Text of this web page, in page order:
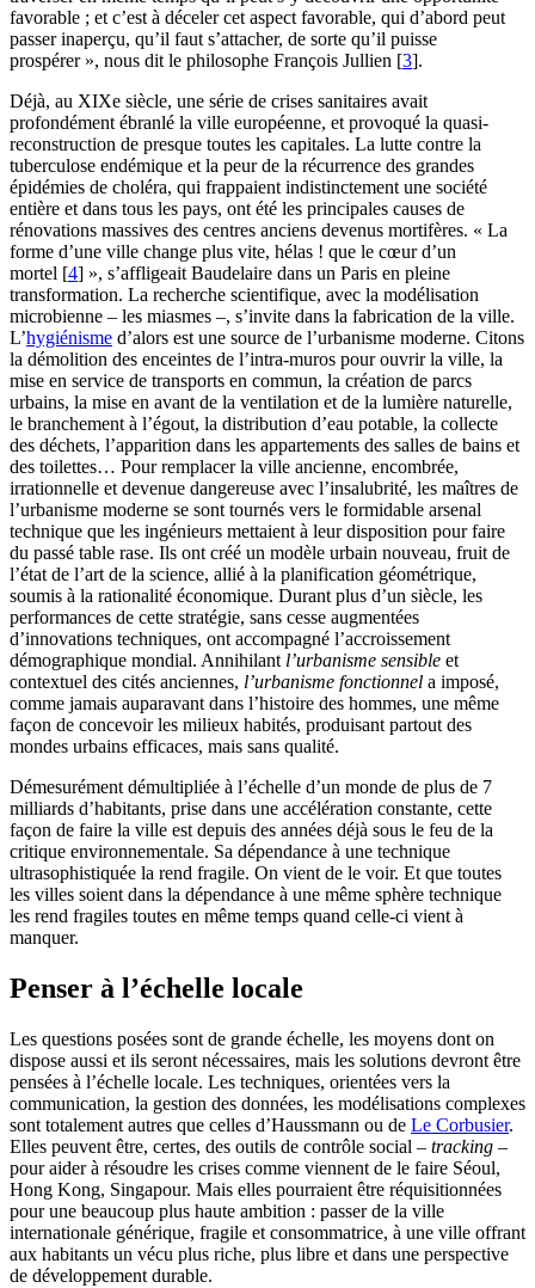
favorable ; et c’est à déceler cet aspect favorable, qui d’abord peut
passer inaperçu, qu’il faut s’attacher, de sorte qu’il puisse
prospérer », nous dit le philosophe François Jullien [3].
Déjà, au XIXe siècle, une série de crises sanitaires avait
profondément ébranlé la ville européenne, et provoqué la quasi-
reconstruction de presque toutes les capitales. La lutte contre la
tuberculose endémique et la peur de la récurrence des grandes
épidémies de choléra, qui frappaient indistinctement une société
entière et dans tous les pays, ont été les principales causes de
rénovations massives des centres anciens devenus mortifères. « La
forme d’une ville change plus vite, hélas ! que le cœur d’un
mortel [4] », s’affligeait Baudelaire dans un Paris en pleine
transformation. La recherche scientifique, avec la modélisation
microbienne – les miasmes –, s’invite dans la fabrication de la ville.
L’hygiénisme d’alors est une source de l’urbanisme moderne. Citons
la démolition des enceintes de l’intra-muros pour ouvrir la ville, la
mise en service de transports en commun, la création de parcs
urbains, la mise en avant de la ventilation et de la lumière naturelle,
le branchement à l’égout, la distribution d’eau potable, la collecte
des déchets, l’apparition dans les appartements des salles de bains et
des toilettes… Pour remplacer la ville ancienne, encombrée,
irrationnelle et devenue dangereuse avec l’insalubrité, les maîtres de
l’urbanisme moderne se sont tournés vers le formidable arsenal
technique que les ingénieurs mettaient à leur disposition pour faire
du passé table rase. Ils ont créé un modèle urbain nouveau, fruit de
l’état de l’art de la science, allié à la planification géométrique,
soumis à la rationalité économique. Durant plus d’un siècle, les
performances de cette stratégie, sans cesse augmentées
d’innovations techniques, ont accompagné l’accroissement
démographique mondial. Annihilant l’urbanisme sensible et
contextuel des cités anciennes, l’urbanisme fonctionnel a imposé,
comme jamais auparavant dans l’histoire des hommes, une même
façon de concevoir les milieux habités, produisant partout des
mondes urbains efficaces, mais sans qualité.
Démesurément démultipliée à l’échelle d’un monde de plus de 7
milliards d’habitants, prise dans une accélération constante, cette
façon de faire la ville est depuis des années déjà sous le feu de la
critique environnementale. Sa dépendance à une technique
ultrasophistiquée la rend fragile. On vient de le voir. Et que toutes
les villes soient dans la dépendance à une même sphère technique
les rend fragiles toutes en même temps quand celle-ci vient à
manquer.
Penser à l’échelle locale
Les questions posées sont de grande échelle, les moyens dont on
dispose aussi et ils seront nécessaires, mais les solutions devront être
pensées à l’échelle locale. Les techniques, orientées vers la
communication, la gestion des données, les modélisations complexes
sont totalement autres que celles d’Haussmann ou de Le Corbusier.
Elles peuvent être, certes, des outils de contrôle social – tracking –
pour aider à résoudre les crises comme viennent de le faire Séoul,
Hong Kong, Singapour. Mais elles pourraient être réquisitionnées
pour une beaucoup plus haute ambition : passer de la ville
internationale générique, fragile et consommatrice, à une ville offrant
aux habitants un vécu plus riche, plus libre et dans une perspective
de développement durable.